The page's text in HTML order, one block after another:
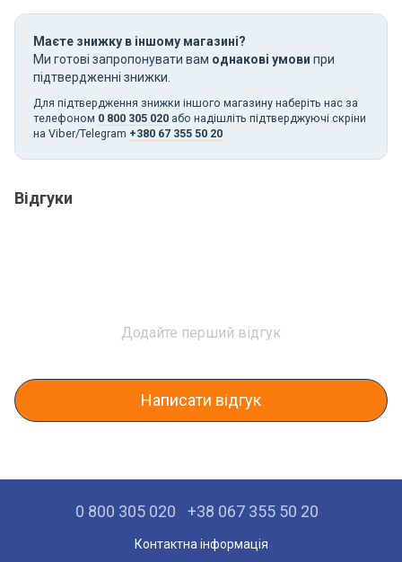
Маєте знижку в іншому магазині?
Ми готові запропонувати вам однакові умови при
підтвердженні знижки.
Для підтвердження знижки іншого магазину наберіть нас за
телефоном 0 800 305 020 або надішліть підтверджуючі скріни
на Viber/Telegram +380 67 355 50 20
Відгуки
Додайте перший відгук
Написати відгук
0 800 305 020 +38 067 355 50 20
Контактна інформація